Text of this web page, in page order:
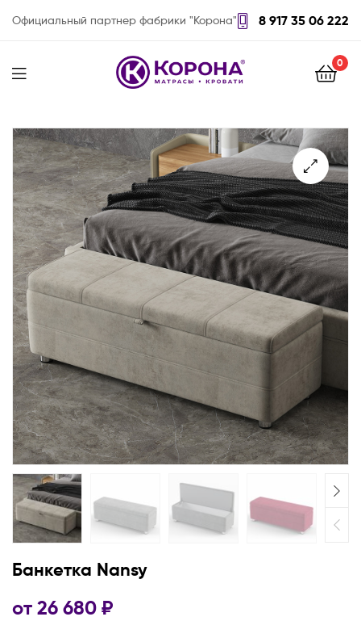
Официальный партнер фабрики "Корона" 8 917 35 06 222
0
Банкетка Nansy
от 26 680 ₽